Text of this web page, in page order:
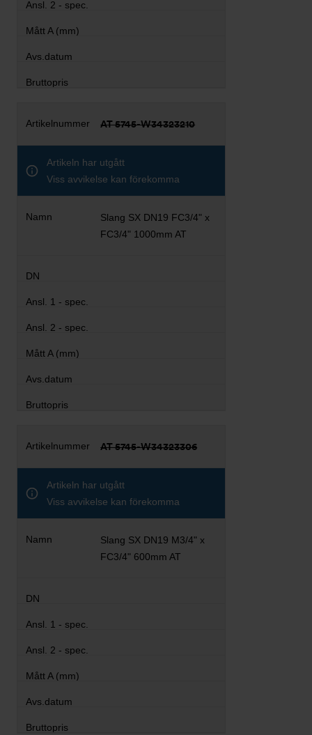
AT 5745-W34323210
Artikeln har utgått
Viss avvikelse kan förekomma
Slang SX DN19 FC3/4" x
FC3/4" 1000mm AT
AT 5745-W34323306
Artikeln har utgått
Viss avvikelse kan förekomma
Slang SX DN19 M3/4" x
FC3/4" 600mm AT